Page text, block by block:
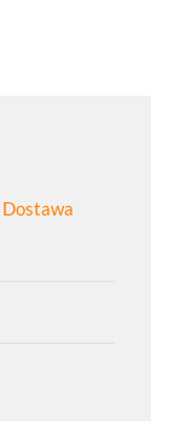
Dostawa